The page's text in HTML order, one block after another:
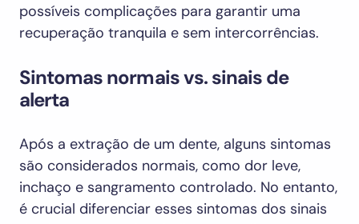
possíveis complicações para garantir uma
recuperação tranquila e sem intercorrências.
Sintomas normais vs. sinais de
alerta
Após a extração de um dente, alguns sintomas
são considerados normais, como dor leve,
inchaço e sangramento controlado. No entanto,
é crucial diferenciar esses sintomas dos sinais